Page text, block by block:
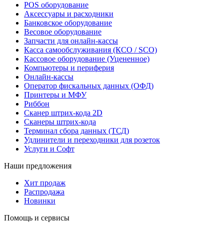
POS оборудование
Аксессуары и расходники
Банковское оборудование
Весовое оборудование
Запчасти для онлайн-кассы
Касса самообслуживания (КСО / SCO)
Кассовое оборудование (Уцененное)
Компьютеры и периферия
Онлайн-кассы
Оператор фискальных данных (ОФД)
Принтеры и МФУ
Риббон
Сканер штрих-кода 2D
Сканеры штрих-кода
Терминал сбора данных (ТСД)
Удлинители и переходники для розеток
Услуги и Софт
Наши предложения
Хит продаж
Распродажа
Новинки
Помощь и сервисы